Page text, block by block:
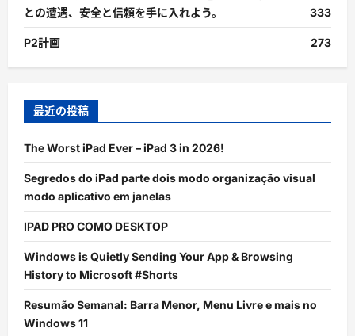
との遭遇、安全と信頼を手に入れよう。
333
P2計画 273
最近の投稿
The Worst iPad Ever – iPad 3 in 2026!
Segredos do iPad parte dois modo organização visual
modo aplicativo em janelas
IPAD PRO COMO DESKTOP
Windows is Quietly Sending Your App & Browsing
History to Microsoft #Shorts
Resumão Semanal: Barra Menor, Menu Livre e mais no
Windows 11